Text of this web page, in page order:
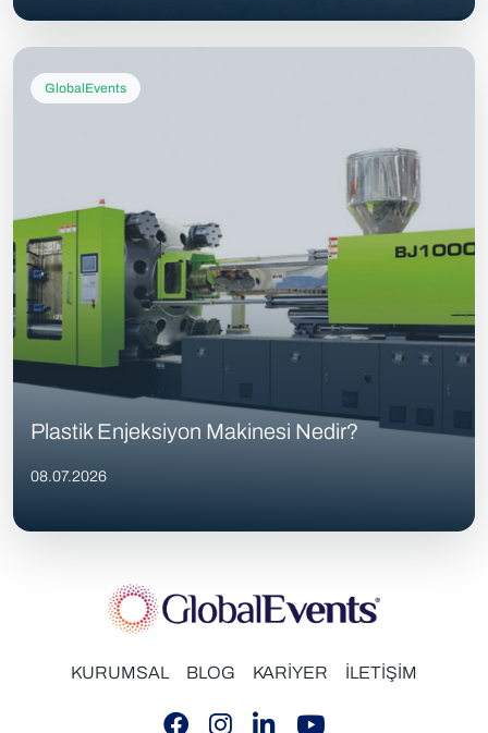
GlobalEvents
Plastik Enjeksiyon Makinesi Nedir?
08.07.2026
KURUMSAL BLOG KARİYER İLETİŞİM